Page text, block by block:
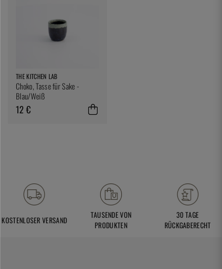
THE KITCHEN LAB
Choko, Tasse für Sake -
Blau/Weiß
12 €
KOSTENLOSER VERSAND
TAUSENDE VON
PRODUKTEN
30 TAGE
RÜCKGABERECHT